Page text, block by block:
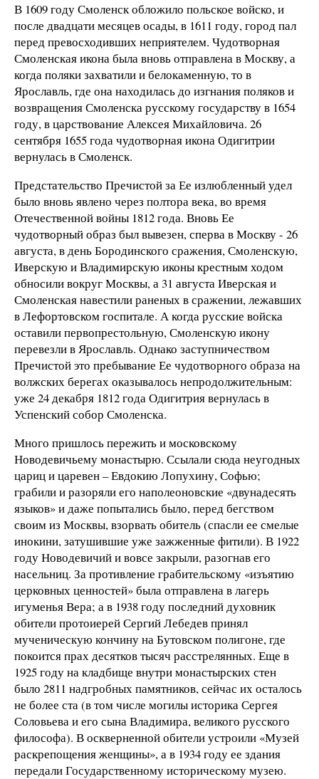
В 1609 году Смоленск обложило польское войско, и
после двадцати месяцев осады, в 1611 году, город пал
перед превосходивших неприятелем. Чудотворная
Смоленская икона была вновь отправлена в Москву, а
когда поляки захватили и белокаменную, то в
Ярославль, где она находилась до изгнания поляков и
возвращения Смоленска русскому государству в 1654
году, в царствование Алексея Михайловича. 26
сентября 1655 года чудотворная икона Одигитрии
вернулась в Смоленск.
Предстательство Пречистой за Ее излюбленный удел
было вновь явлено через полтора века, во время
Отечественной войны 1812 года. Вновь Ее
чудотворный образ был вывезен, сперва в Москву - 26
августа, в день Бородинского сражения, Смоленскую,
Иверскую и Владимирскую иконы крестным ходом
обносили вокруг Москвы, а 31 августа Иверская и
Смоленская навестили раненых в сражении, лежавших
в Лефортовском госпитале. А когда русские войска
оставили первопрестольную, Смоленскую икону
перевезли в Ярославль. Однако заступничеством
Пречистой это пребывание Ее чудотворного образа на
волжских берегах оказывалось непродолжительным:
уже 24 декабря 1812 года Одигитрия вернулась в
Успенский собор Смоленска.
Много пришлось пережить и московскому
Новодевичьему монастырю. Ссылали сюда неугодных
цариц и царевен – Евдокию Лопухину, Софью;
грабили и разоряли его наполеоновские «двунадесять
языков» и даже попытались было, перед бегством
своим из Москвы, взорвать обитель (спасли ее смелые
инокини, затушившие уже зажженные фитили). В 1922
году Новодевичий и вовсе закрыли, разогнав его
насельниц. За противление грабительскому «изъятию
церковных ценностей» была отправлена в лагерь
игуменья Вера; а в 1938 году последний духовник
обители протоиерей Сергий Лебедев принял
мученическую кончину на Бутовском полигоне, где
покоится прах десятков тысяч расстрелянных. Еще в
1925 году на кладбище внутри монастырских стен
было 2811 надгробных памятников, сейчас их осталось
не более ста (в том числе могилы историка Сергея
Соловьева и его сына Владимира, великого русского
философа). В оскверненной обители устроили «Музей
раскрепощения женщины», а в 1934 году ее здания
передали Государственному историческому музею.